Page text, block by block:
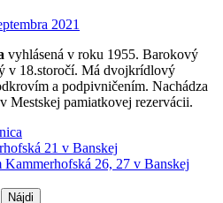
2021
vyhlásená v roku 1955. Barokový
v 18.storočí. Má dvojkrídlový
a podpivničením. Nachádza
Mestskej pamiatkovej rezervácii.
21 v Banskej
Kammerhofská 26, 27 v Banskej